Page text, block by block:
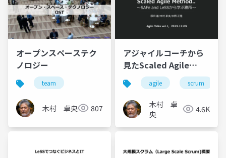
オープンスペーステク
ノロジー
team
木村 卓央 807
アジャイルコーチから
見たScaled Agile
Method LeSS版
agile scrum
木村 卓
央
4.6K